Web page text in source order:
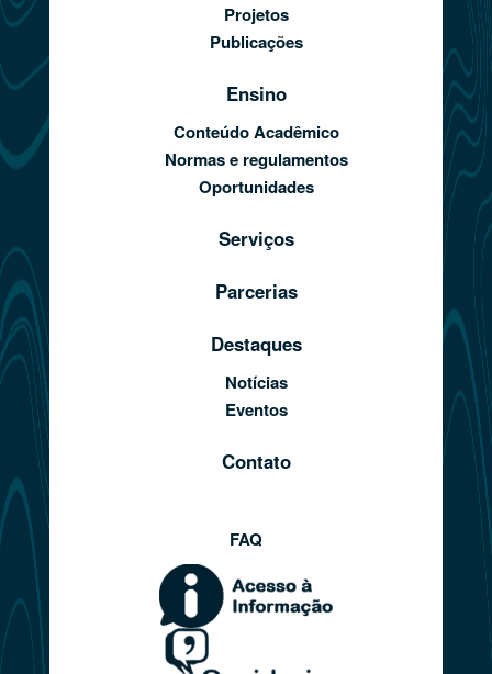
Projetos
Publicações
Ensino
Conteúdo Acadêmico
Normas e regulamentos
Oportunidades
Serviços
Parcerias
Destaques
Notícias
Eventos
Contato
FAQ